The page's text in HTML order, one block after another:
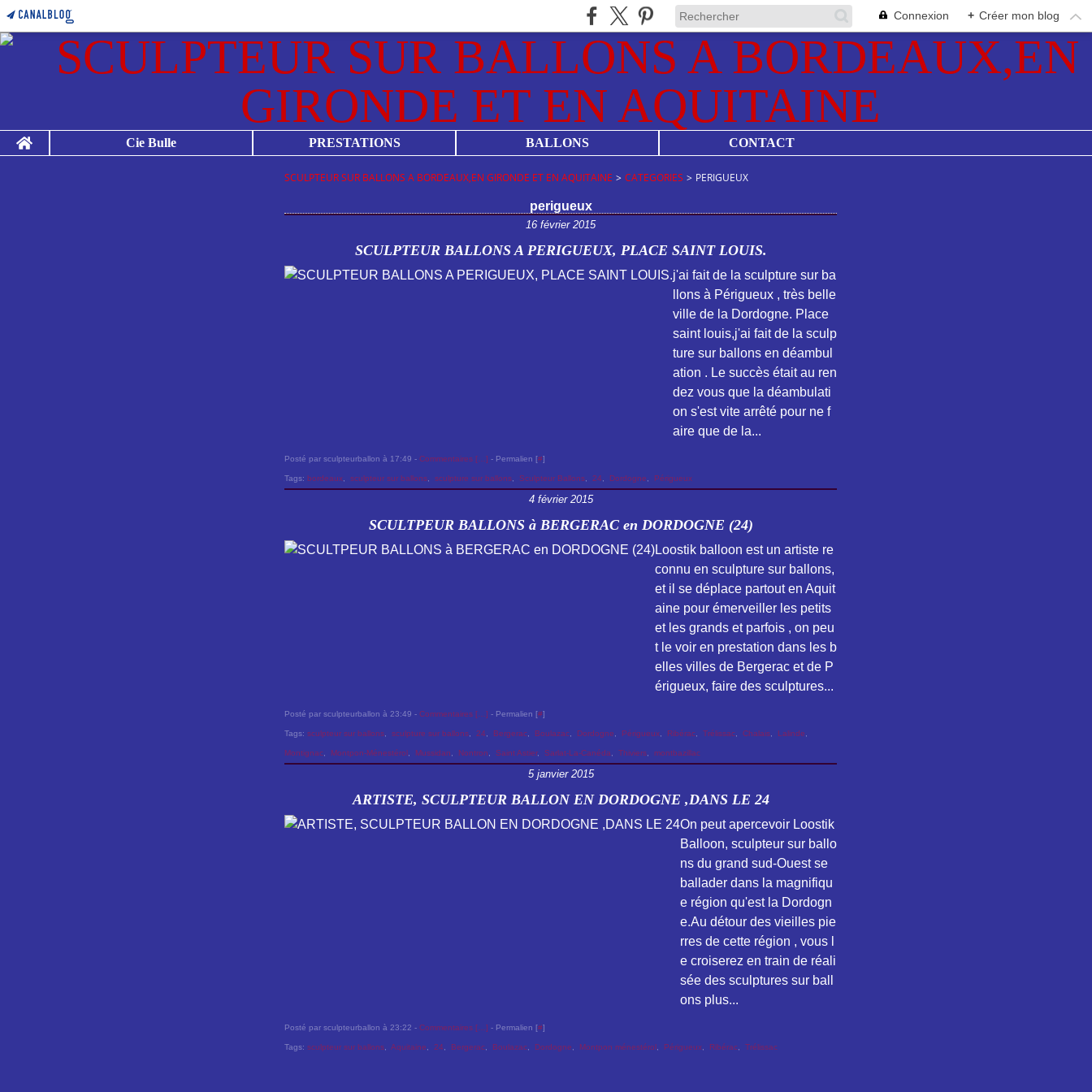
Connexion + Créer mon blog
Home Cie Bulle PRESTATIONS BALLONS CONTACT
SCULPTEUR SUR BALLONS A BORDEAUX,EN GIRONDE ET EN AQUITAINE > CATEGORIES > PERIGUEUX
perigueux
16 février 2015
SCULPTEUR BALLONS A PERIGUEUX, PLACE SAINT LOUIS.
j'ai fait de la sculpture sur ba
llons à Périgueux , très belle
ville de la Dordogne. Place
saint louis,j'ai fait de la sculp
ture sur ballons en déambul
ation . Le succès était au ren
dez vous que la déambulati
on s'est vite arrêté pour ne f
aire que de la...
Posté par sculpteurballon à 17:49 - Commentaires [ ] - Permalien [#]
Tags: bordeaux sculpteur sur ballons sculpture sur ballons Sculpteur Ballons 24 Dordogne Périgueux
4 février 2015
SCULTPEUR BALLONS à BERGERAC en DORDOGNE (24)
Loostik balloon est un artiste re
connu en sculpture sur ballons,
et il se déplace partout en Aquit
aine pour émerveiller les petits
et les grands et parfois , on peu
t le voir en prestation dans les b
elles villes de Bergerac et de P
érigueux, faire des sculptures...
Posté par sculpteurballon à 23:49 - Commentaires [ ] - Permalien [#]
Tags: sculpteur sur ballons sculpture sur ballons 24 Bergerac Boulazac Dordogne Périgueux Ribérac Trélissac Chalais Lalinde
Montignac Montpon-Ménestérol Mussidan Nontron Saint Astier, Sarlat-La-Canéda Thiviers montbazillac
5 janvier 2015
ARTISTE, SCULPTEUR BALLON EN DORDOGNE ,DANS LE 24
On peut apercevoir Loostik
Balloon, sculpteur sur ballo
ns du grand sud-Ouest se
ballader dans la magnifiqu
e région qu'est la Dordogn
e.Au détour des vieilles pie
rres de cette région , vous l
e croiserez en train de réali
sée des sculptures sur ball
ons plus...
Posté par sculpteurballon à 23:22 - Commentaires [ ] - Permalien [#]
Tags: sculpteur sur ballons Aquitaine 24 Bergerac Boulazac Dordogne Montpon ménestérol Périgueux Ribérac Trélissac